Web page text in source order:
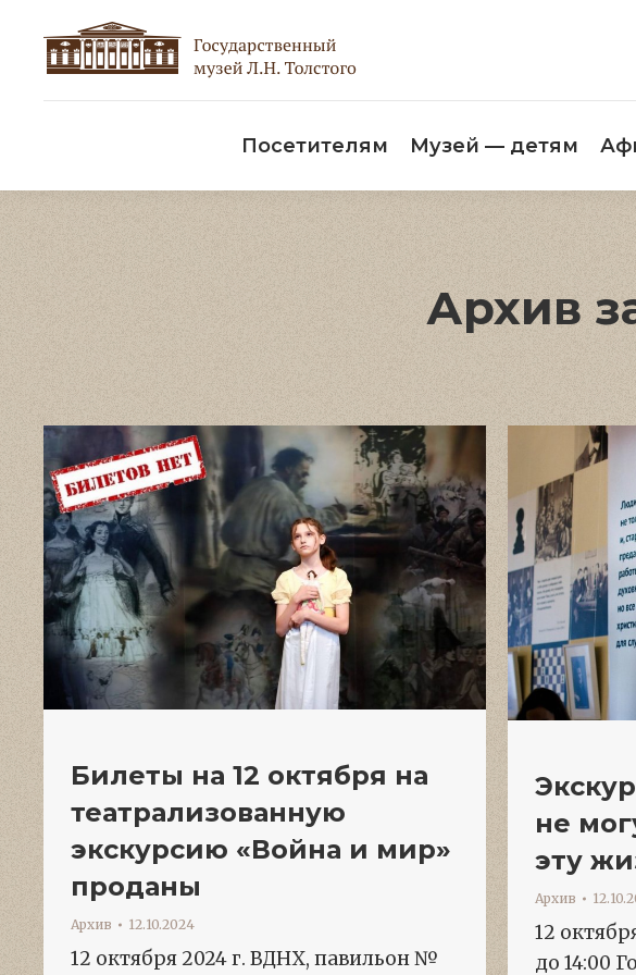
Посетителям Музей — детям
Архив
Билеты на 12 октября на
театрализованную
экскурсию «Война и мир»
проданы
Архив 12.10.2024
12 октября 2024 г. ВДНХ, павильон №
не
эту
Архив
12
до 14:00